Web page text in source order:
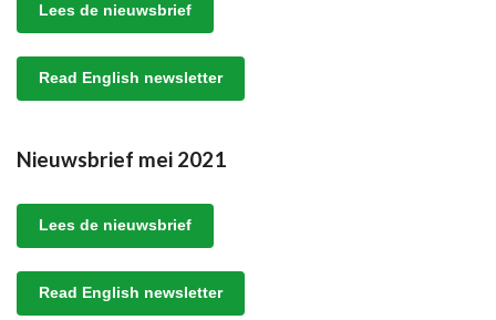
Lees de nieuwsbrief
Read English newsletter
Nieuwsbrief mei 2021
Lees de nieuwsbrief
Read English newsletter